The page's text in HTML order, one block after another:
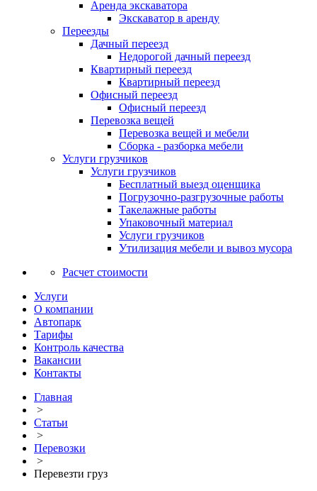
Аренда экскаватора
Экскаватор в аренду
Переезды
Дачный переезд
Недорогой дачный переезд
Квартирный переезд
Квартирный переезд
Офисный переезд
Офисный переезд
Перевозка вещей
Перевозка вещей и мебели
Сборка - разборка мебели
Услуги грузчиков
Услуги грузчиков
Бесплатный выезд оценщика
Погрузочно-разгрузочные работы
Такелажные работы
Упаковочный материал
Услуги грузчиков
Утилизация мебели и вывоз мусора
Расчет стоимости
Услуги
О компании
Автопарк
Тарифы
Контроль качества
Вакансии
Контакты
Главная
>
Статьи
>
Перевозки
>
Перевезти груз